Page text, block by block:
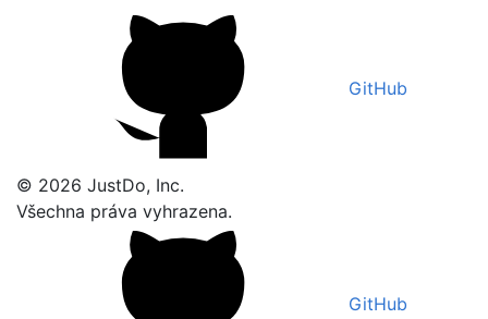
GitHub
© 2026 JustDo, Inc.
Všechna práva vyhrazena.
GitHub